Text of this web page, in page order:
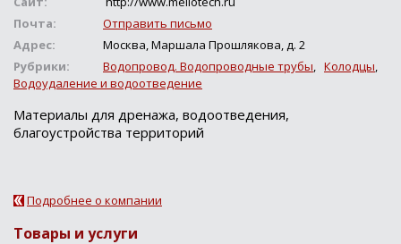
Почта:
Отправить письмо
Адрес:
Москва, Маршала Прошлякова, д. 2
Рубрики:
Водопровод. Водопроводные трубы, Колодцы,
Водоудаление и водоотведение
Материалы для дренажа, водоотведения,
благоустройства территорий
Подробнее о компании
Товары и услуги